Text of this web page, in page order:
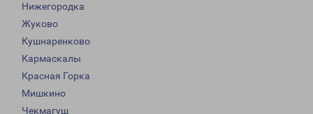
Нижегородка
Жуково
Кушнаренково
Кармаскалы
Красная Горка
Мишкино
Чекмагуш